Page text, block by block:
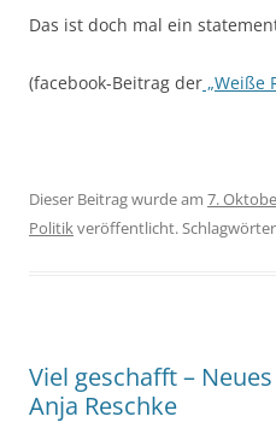
Das ist doch mal ein
(facebook-Beitrag der „Weiße
Dieser Beitrag wurde am 7.
Politikveröffentlicht.
Viel geschafft –
Anja Reschke